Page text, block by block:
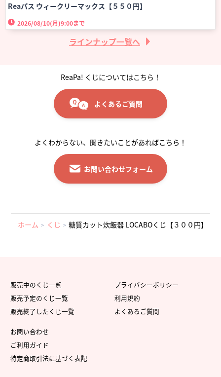
Reaパス ウィークリーマックス【５５０円】
2026/08/10(月)9:00まで
ラインナップ一覧へ
ReaPa! くじについてはこちら！
よくあるご質問
よくわからない、聞きたいことがあればこちら！
お問い合わせフォーム
ホーム くじ 糖質カット炊飯器 LOCABOくじ【３００円】
販売中のくじ一覧
販売予定のくじ一覧
販売終了したくじ一覧
プライバシーポリシー
利用規約
よくあるご質問
お問い合わせ
ご利用ガイド
特定商取引法に基づく表記